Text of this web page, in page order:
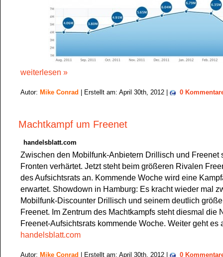
weiterlesen »
Autor: Mike Conrad | Erstellt am: April 30th, 2012 | 0
Machtkampf um Freenet
handelsblatt.com
Zwischen den Mobilfunk-Anbietern Drillisch und Freenet
Fronten verhärtet. Jetzt steht beim größeren Rivalen
des Aufsichtsrats an. Kommende Woche wird eine
erwartet. Showdown in Hamburg: Es kracht wieder mal
Mobilfunk-Discounter Drillisch und seinem deutlich
Freenet. Im Zentrum des Machtkampfs steht diesmal die
Freenet-Aufsichtsrats kommende Woche. Weiter geht es
handelsblatt.com
Autor: Mike Conrad | Erstellt am: April 30th, 2012 | 0